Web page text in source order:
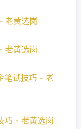
老黄选岗
老黄选岗
笔试技巧 - 老
巧 - 老黄选岗